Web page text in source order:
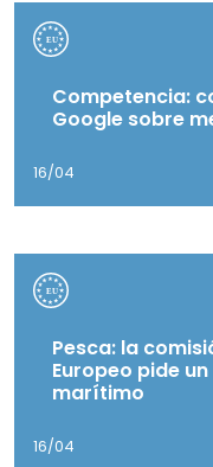
Competencia:
Google sobre
16/04
Pesca: la
Europeo pide
marítimo
16/04